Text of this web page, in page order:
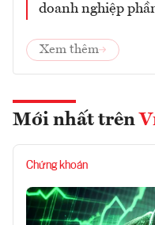
doanh nghiệp
Xem thêm
Mới nhất trên
Chứng khoán